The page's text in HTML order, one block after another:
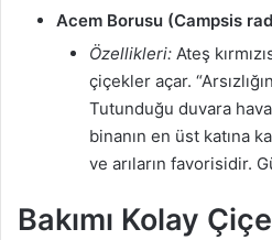
Acem Borusu (Campsis
Özellikleri: Ateş
çiçekler açar.
Tutunduğu duvara
binanın en üst katına
ve arıların favorisidir.
Bakımı Kolay